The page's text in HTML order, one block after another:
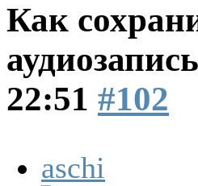
Как
22:51 #102
aschi